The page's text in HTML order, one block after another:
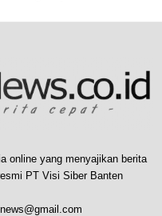
online yang menyajikan berita
PT Visi Siber Banten